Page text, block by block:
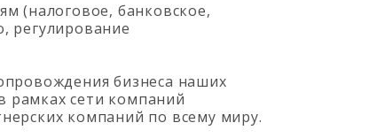
(налоговое, банковское,
регулирование
бизнеса наших
рамках сети компаний
компаний по всему миру.